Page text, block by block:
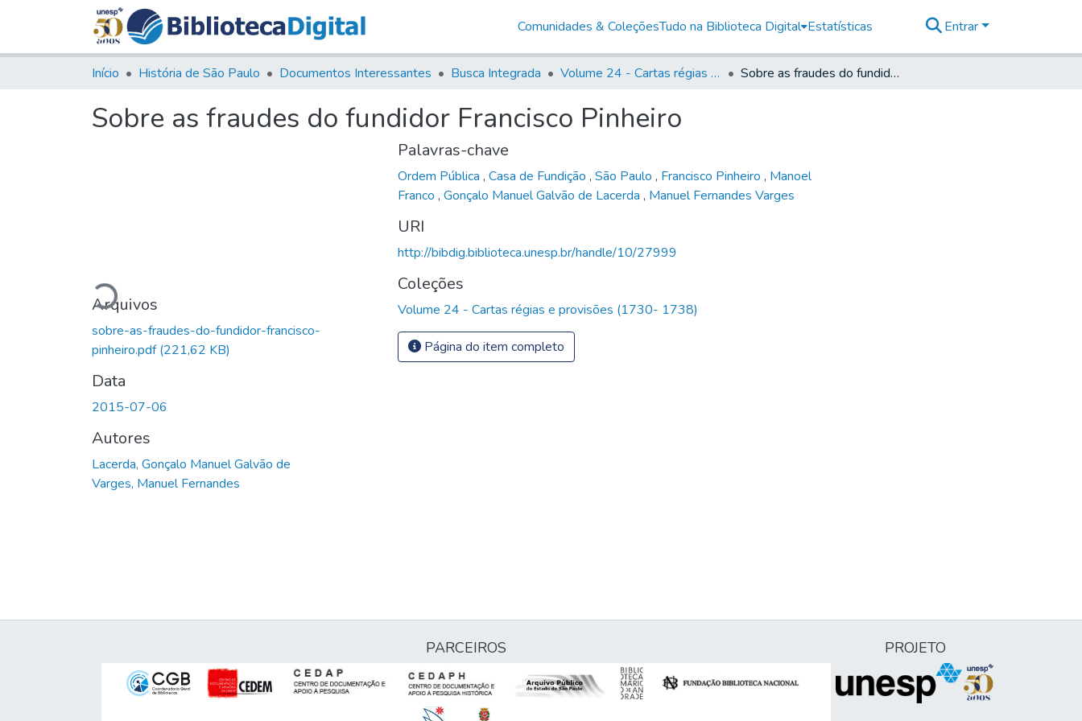
Comunidades & ColeçõesTudo na Biblioteca Digital Estatísticas Entrar
Início História de São Paulo Documentos Interessantes Busca Integrada Volume 24 - Cartas régias e provisões (1730- 1738) Sobre as fraudes do fundidor Francisco Pinheiro
Sobre as fraudes do fundidor Francisco Pinheiro
Carregando...
Arquivos
sobre-as-fraudes-do-fundidor-francisco-
pinheiro.pdf(221,62 KB)
Data
2015-07-06
Autores
Lacerda, Gonçalo Manuel Galvão de
Varges, Manuel Fernandes
Palavras-chave
Ordem Pública , Casa de Fundição , São Paulo , Francisco Pinheiro , Manoel
Franco , Gonçalo Manuel Galvão de Lacerda , Manuel Fernandes Varges
URI
http://bibdig.biblioteca.unesp.br/handle/10/27999
Coleções
Volume 24 - Cartas régias e provisões (1730- 1738)
Página do item completo
PARCEIROS PROJETO